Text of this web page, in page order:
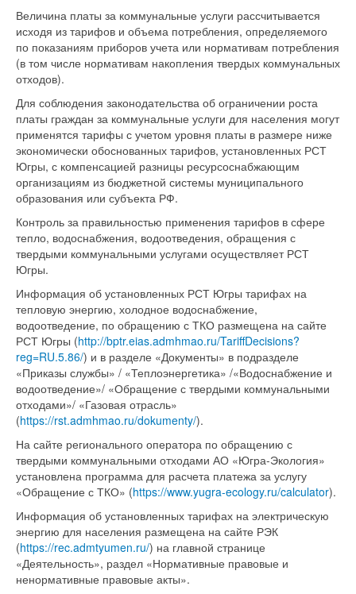
Величина платы за коммунальные услуги рассчитывается
исходя из тарифов и объема потребления, определяемого
по показаниям приборов учета или нормативам потребления
(в том числе нормативам накопления твердых коммунальных
отходов).
Для соблюдения законодательства об ограничении роста
платы граждан за коммунальные услуги для населения могут
применятся тарифы с учетом уровня платы в размере ниже
экономически обоснованных тарифов, установленных РСТ
Югры, с компенсацией разницы ресурсоснабжающим
организациям из бюджетной системы муниципального
образования или субъекта РФ.
Контроль за правильностью применения тарифов в сфере
тепло, водоснабжения, водоотведения, обращения с
твердыми коммунальными услугами осуществляет РСТ
Югры.
Информация об установленных РСТ Югры тарифах на
тепловую энергию, холодное водоснабжение,
водоотведение, по обращению с ТКО размещена на сайте
РСТ Югры (http://bptr.eias.admhmao.ru/TariffDecisions?
reg=RU.5.86/) и в разделе «Документы» в подразделе
«Приказы службы» / «Теплоэнергетика» /«Водоснабжение и
водоотведение»/ «Обращение с твердыми коммунальными
отходами»/ «Газовая отрасль»
(https://rst.admhmao.ru/dokumenty/).
На сайте регионального оператора по обращению с
твердыми коммунальными отходами АО «Югра-Экология»
установлена программа для расчета платежа за услугу
«Обращение с ТКО» (https://www.yugra-ecology.ru/calculator).
Информация об установленных тарифах на электрическую
энергию для населения размещена на сайте РЭК
(https://rec.admtyumen.ru/) на главной странице
«Деятельность», раздел «Нормативные правовые и
ненормативные правовые акты».